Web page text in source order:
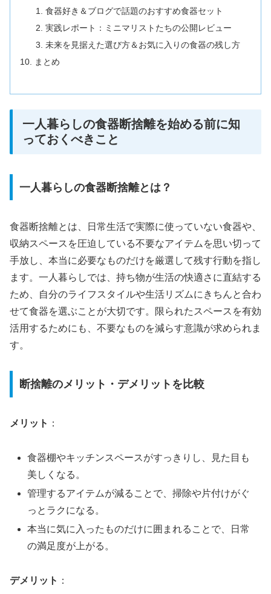
食器好き＆ブログで話題のおすすめ食器セット
実践レポート：ミニマリストたちの公開レビュー
未来を見据えた選び方＆お気に入りの食器の残し方
まとめ
一人暮らしの食器断捨離を始める前に知
っておくべきこと
一人暮らしの食器断捨離とは？
食器断捨離とは、日常生活で実際に使っていない食器や、
収納スペースを圧迫している不要なアイテムを思い切って
手放し、本当に必要なものだけを厳選して残す行動を指し
ます。一人暮らしでは、持ち物が生活の快適さに直結する
ため、自分のライフスタイルや生活リズムにきちんと合わ
せて食器を選ぶことが大切です。限られたスペースを有効
活用するためにも、不要なものを減らす意識が求められま
す。
断捨離のメリット・デメリットを比較
メリット ：
食器棚やキッチンスペースがすっきりし、見た目も
美しくなる。
管理するアイテムが減ることで、掃除や片付けがぐ
っとラクになる。
本当に気に入ったものだけに囲まれることで、日常
の満足度が上がる。
デメリット ：